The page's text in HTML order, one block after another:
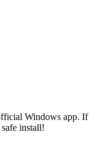
Windows app. If
install!